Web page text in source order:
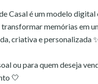
Casal é um modelo digital
memórias em
criativa e personalizada
ou para quem deseja
🤍